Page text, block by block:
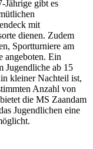
Jährige gibt es
mit
dienen. Zudem
Sportturniere am
angeboten. Ein
Jugendliche ab 15
kleiner Nachteil ist,
Anzahl von
die MS Zaandam
Jugendlichen eine